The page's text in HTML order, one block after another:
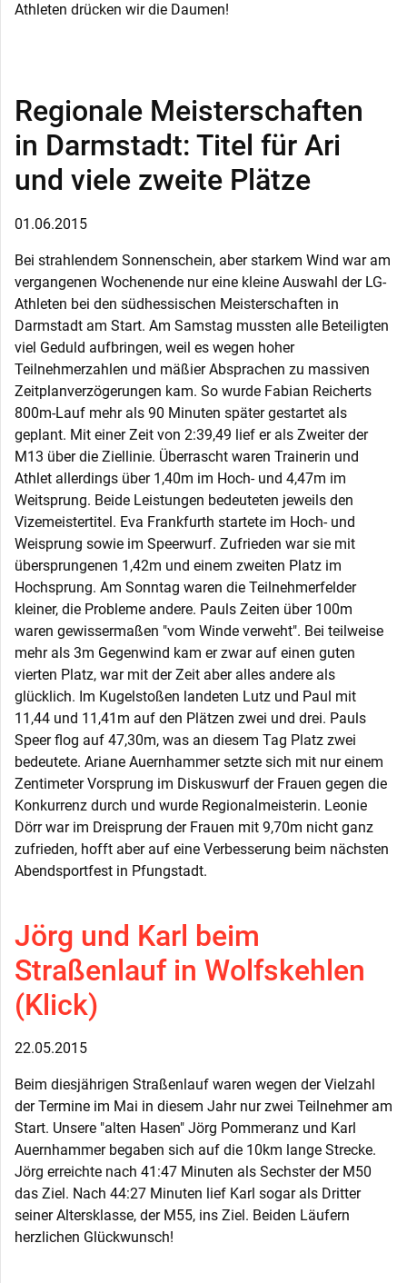
Athleten drücken wir die Daumen!
Regionale Meisterschaften
in Darmstadt: Titel für Ari
und viele zweite Plätze
01.06.2015
Bei strahlendem Sonnenschein, aber starkem Wind war am
vergangenen Wochenende nur eine kleine Auswahl der LG-
Athleten bei den südhessischen Meisterschaften in
Darmstadt am Start. Am Samstag mussten alle Beteiligten
viel Geduld aufbringen, weil es wegen hoher
Teilnehmerzahlen und mäßier Absprachen zu massiven
Zeitplanverzögerungen kam. So wurde Fabian Reicherts
800m-Lauf mehr als 90 Minuten später gestartet als
geplant. Mit einer Zeit von 2:39,49 lief er als Zweiter der
M13 über die Ziellinie. Überrascht waren Trainerin und
Athlet allerdings über 1,40m im Hoch- und 4,47m im
Weitsprung. Beide Leistungen bedeuteten jeweils den
Vizemeistertitel. Eva Frankfurth startete im Hoch- und
Weisprung sowie im Speerwurf. Zufrieden war sie mit
übersprungenen 1,42m und einem zweiten Platz im
Hochsprung. Am Sonntag waren die Teilnehmerfelder
kleiner, die Probleme andere. Pauls Zeiten über 100m
waren gewissermaßen "vom Winde verweht". Bei teilweise
mehr als 3m Gegenwind kam er zwar auf einen guten
vierten Platz, war mit der Zeit aber alles andere als
glücklich. Im Kugelstoßen landeten Lutz und Paul mit
11,44 und 11,41m auf den Plätzen zwei und drei. Pauls
Speer flog auf 47,30m, was an diesem Tag Platz zwei
bedeutete. Ariane Auernhammer setzte sich mit nur einem
Zentimeter Vorsprung im Diskuswurf der Frauen gegen die
Konkurrenz durch und wurde Regionalmeisterin. Leonie
Dörr war im Dreisprung der Frauen mit 9,70m nicht ganz
zufrieden, hofft aber auf eine Verbesserung beim nächsten
Abendsportfest in Pfungstadt.
Jörg und Karl beim
Straßenlauf in Wolfskehlen
(Klick)
22.05.2015
Beim diesjährigen Straßenlauf waren wegen der Vielzahl
der Termine im Mai in diesem Jahr nur zwei Teilnehmer am
Start. Unsere "alten Hasen" Jörg Pommeranz und Karl
Auernhammer begaben sich auf die 10km lange Strecke.
Jörg erreichte nach 41:47 Minuten als Sechster der M50
das Ziel. Nach 44:27 Minuten lief Karl sogar als Dritter
seiner Altersklasse, der M55, ins Ziel. Beiden Läufern
herzlichen Glückwunsch!